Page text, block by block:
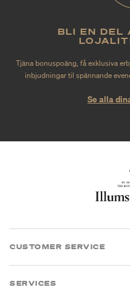
BLI EN DEL
Tjäna bonuspoäng, få exklusiva
inbjudningar til spännande
Se alla
CUSTOMER SERVICE
SERVICES